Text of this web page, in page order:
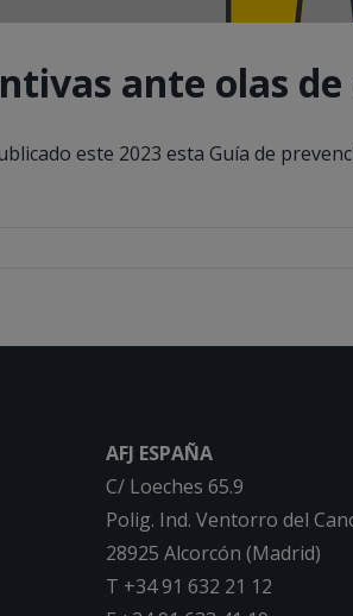
ante olas
este 2023 esta Guía de
AFJ ESPAÑA
C/ Loeches 65.9
Polig. Ind. Ventorro del
28925 Alcorcón (Madrid)
T +34 91 632 21 12